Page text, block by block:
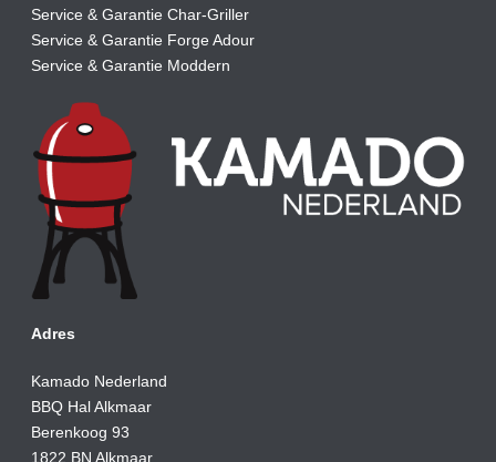
Service & Garantie Char-Griller
Service & Garantie Forge Adour
Service & Garantie Moddern
Adres
Kamado Nederland
BBQ Hal Alkmaar
Berenkoog 93
1822 BN Alkmaar